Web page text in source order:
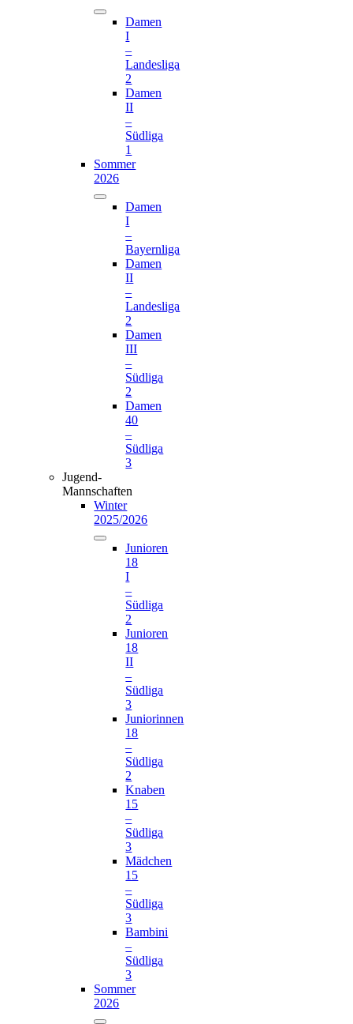
Damen
I
–
Landesliga
2
Damen
II
–
Südliga
1
Sommer
2026
Damen
I
–
Bayernliga
Damen
II
–
Landesliga
2
Damen
III
–
Südliga
2
Damen
40
–
Südliga
3
Jugend-
Mannschaften
Winter
2025/2026
Junioren
18
I
–
Südliga
2
Junioren
18
II
–
Südliga
3
Juniorinnen
18
–
Südliga
2
Knaben
15
–
Südliga
3
Mädchen
15
–
Südliga
3
Bambini
–
Südliga
3
Sommer
2026